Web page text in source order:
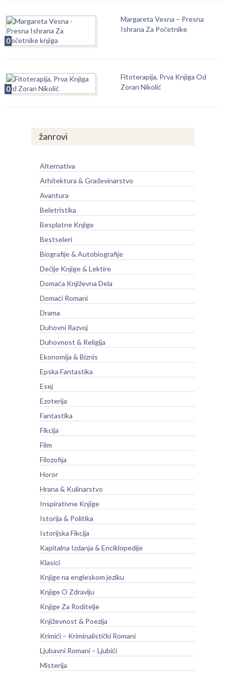
0
Margareta Vesna – Presna
Ishrana Za Početnike
0
Fitoterapija, Prva Knjiga Od
Zoran Nikolić
žanrovi
Alternativa
Arhitektura & Građevinarstvo
Avantura
Beletristika
Besplatne Knjige
Bestseleri
Biografije & Autobiografije
Dečije Knjige & Lektire
Domaća Književna Dela
Domaći Romani
Drama
Duhovni Razvoj
Duhovnost & Religija
Ekonomija & Biznis
Epska Fantastika
Esej
Ezoterija
Fantastika
Fikcija
Film
Filozofija
Horor
Hrana & Kulinarstvo
Inspirativne Knjige
Istorija & Politika
Istorijska Fikcija
Kapitalna Izdanja & Enciklopedije
Klasici
Knjige na engleskom jeziku
Knjige O Zdravlju
Knjige Za Roditelje
Književnost & Poezija
Krimići – Kriminalistički Romani
Ljubavni Romani – Ljubići
Misterija